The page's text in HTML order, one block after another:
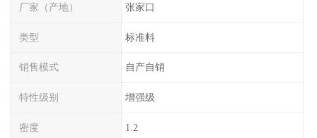
厂家（产地） 张家口
类型 标准料
销售模式 自产自销
特性级别 增强级
密度 1.2